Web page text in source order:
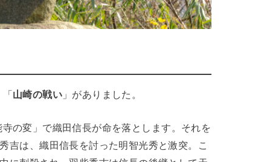
「山崎の戦い 」がありました。
の変」で織田信長が命を落とします。それを
吉は、織田信長を討った明智光秀と激突。こ